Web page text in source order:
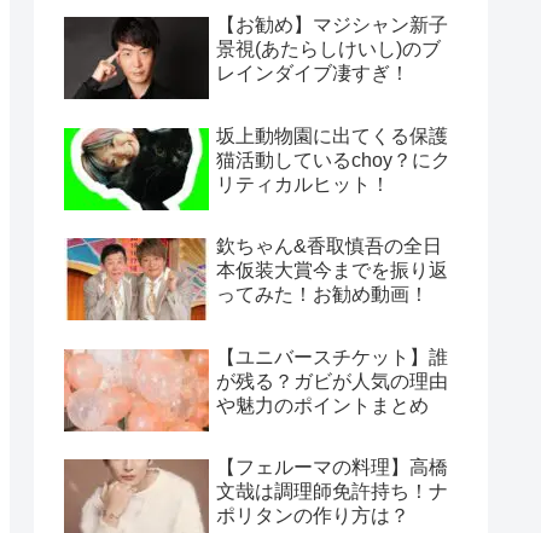
【お勧め】マジシャン新子
景視(あたらしけいし)のブ
レインダイブ凄すぎ！
坂上動物園に出てくる保護
猫活動しているchoy？にク
リティカルヒット！
欽ちゃん&香取慎吾の全日
本仮装大賞今までを振り返
ってみた！お勧め動画！
【ユニバースチケット】誰
が残る？ガビが人気の理由
や魅力のポイントまとめ
【フェルーマの料理】高橋
文哉は調理師免許持ち！ナ
ポリタンの作り方は？